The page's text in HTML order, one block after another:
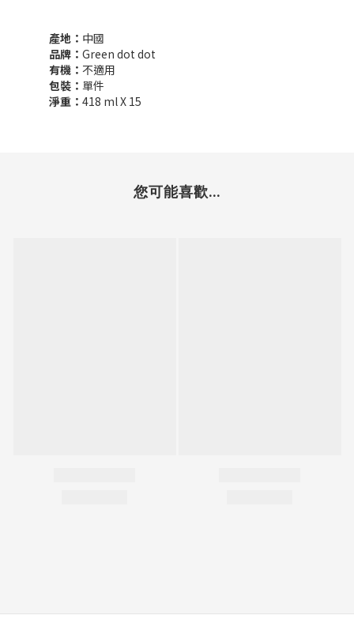
產地： 中國
品牌： Green dot dot
有機： 不適用
包裝： 單件
淨重： 418 ml X 15
您可能喜歡...